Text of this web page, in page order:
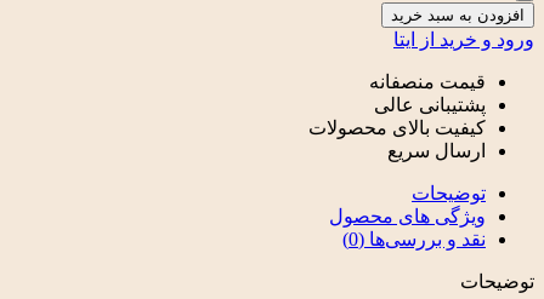
سبد خرید
از ایتا
منصفانه
عالی
بالای محصولات
سریع
های محصول
و بررسی‌ها (0)